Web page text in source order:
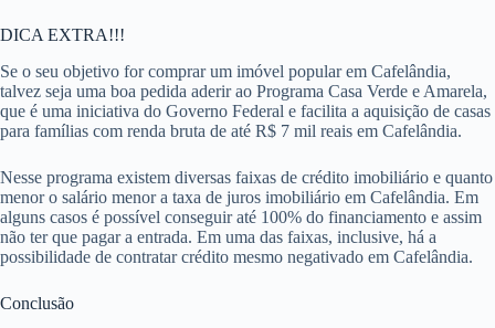
DICA EXTRA!!!
Se o seu objetivo for comprar um imóvel popular em Cafelândia,
talvez seja uma boa pedida aderir ao Programa Casa Verde e Amarela,
que é uma iniciativa do Governo Federal e facilita a aquisição de casas
para famílias com renda bruta de até R$ 7 mil reais em Cafelândia.
Nesse programa existem diversas faixas de crédito imobiliário e quanto
menor o salário menor a taxa de juros imobiliário em Cafelândia. Em
alguns casos é possível conseguir até 100% do financiamento e assim
não ter que pagar a entrada. Em uma das faixas, inclusive, há a
possibilidade de contratar crédito mesmo negativado em Cafelândia.
Conclusão